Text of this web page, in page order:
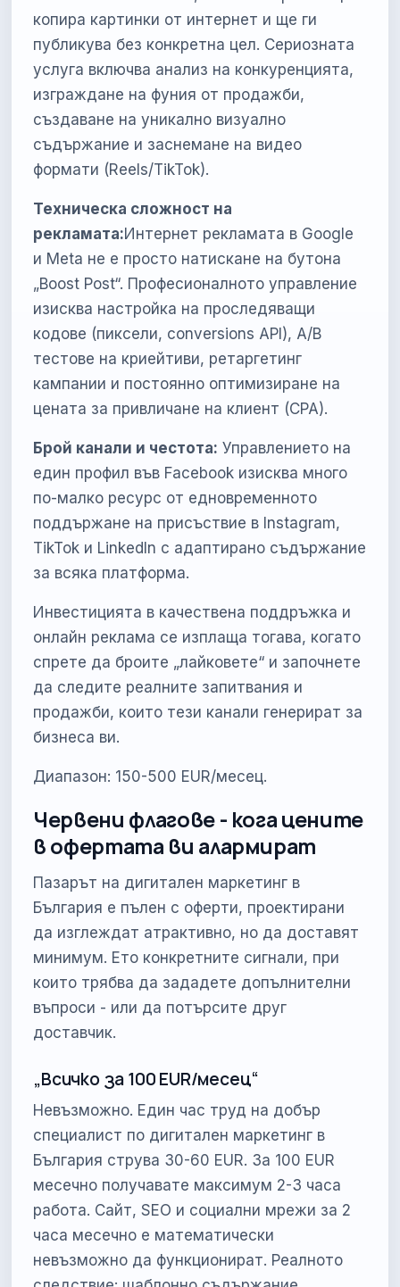
копира картинки от интернет и ще ги
публикува без конкретна цел. Сериозната
услуга включва анализ на конкуренцията,
изграждане на фуния от продажби,
създаване на уникално визуално
съдържание и заснемане на видео
формати (Reels/TikTok).
Техническа сложност на
рекламата:Интернет рекламата в Google
и Meta не е просто натискане на бутона
„Boost Post“. Професионалното управление
изисква настройка на проследяващи
кодове (пиксели, conversions API), A/B
тестове на криейтиви, ретаргетинг
кампании и постоянно оптимизиране на
цената за привличане на клиент (CPA).
Брой канали и честота: Управлението на
един профил във Facebook изисква много
по-малко ресурс от едновременното
поддържане на присъствие в Instagram,
TikTok и LinkedIn с адаптирано съдържание
за всяка платформа.
Инвестицията в качествена поддръжка и
онлайн реклама се изплаща тогава, когато
спрете да броите „лайковете“ и започнете
да следите реалните запитвания и
продажби, които тези канали генерират за
бизнеса ви.
Диапазон: 150-500 EUR/месец.
Червени флагове - кога цените
в офертата ви алармират
Пазарът на дигитален маркетинг в
България е пълен с оферти, проектирани
да изглеждат атрактивно, но да доставят
минимум. Ето конкретните сигнали, при
които трябва да зададете допълнителни
въпроси - или да потърсите друг
доставчик.
„Всичко за 100 EUR/месец“
Невъзможно. Един час труд на добър
специалист по дигитален маркетинг в
България струва 30-60 EUR. За 100 EUR
месечно получавате максимум 2-3 часа
работа. Сайт, SEO и социални мрежи за 2
часа месечно е математически
невъзможно да функционират. Реалното